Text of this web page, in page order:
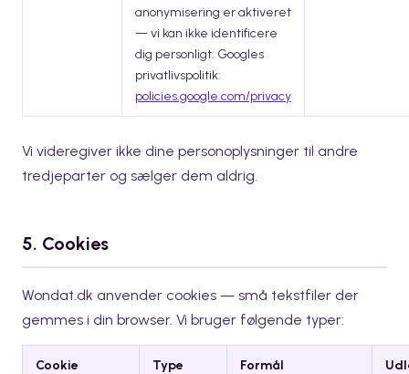
anonymisering er aktiveret
— vi kan ikke identificere
dig personligt. Googles
privatlivspolitik:
policies.google.com/privacy
Vi videregiver ikke dine personoplysninger til andre
tredjeparter og sælger dem aldrig.
5. Cookies
Wondat.dk anvender cookies — små tekstfiler der
gemmes i din browser. Vi bruger følgende typer:
Cookie Type Formål